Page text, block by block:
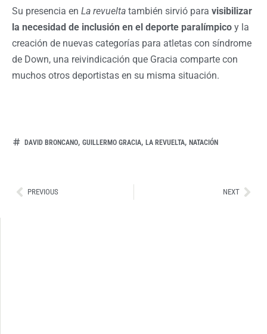
Su presencia en La revuelta también sirvió para visibilizar
la necesidad de inclusión en el deporte paralímpico y la
creación de nuevas categorías para atletas con síndrome
de Down, una reivindicación que Gracia comparte con
muchos otros deportistas en su misma situación.
DAVID BRONCANO, GUILLERMO GRACIA, LA REVUELTA, NATACIÓN
AntPREVIOUS NEXT